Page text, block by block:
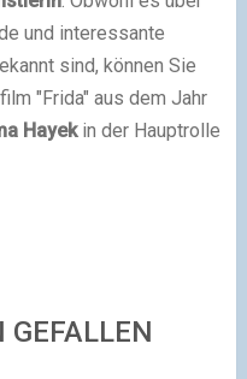
und interessante
sind, können Sie
"Frida" aus dem Jahr
Hayekin der Hauptrolle